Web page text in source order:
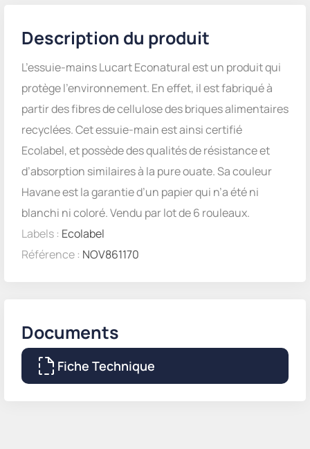
Description du produit
L’essuie-mains Lucart Econatural est un produit qui
protège l’environnement. En effet, il est fabriqué à
partir des fibres de cellulose des briques alimentaires
recyclées. Cet essuie-main est ainsi certifié
Ecolabel, et possède des qualités de résistance et
d’absorption similaires à la pure ouate. Sa couleur
Havane est la garantie d’un papier qui n’a été ni
blanchi ni coloré. Vendu par lot de 6 rouleaux.
Labels : Ecolabel
Référence : NOV861170
Documents
Fiche Technique